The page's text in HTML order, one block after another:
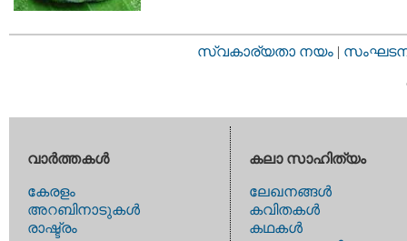
സ്വകാര്യതാ നയം |
വാര്‍ത്തകള്‍
കേരളം
അറബിനാടുകള്‍
രാഷ്ട്രം
കലാ സാഹിത്യം
ലേഖനങ്ങള്‍
കവിതകള്‍
കഥകള്‍